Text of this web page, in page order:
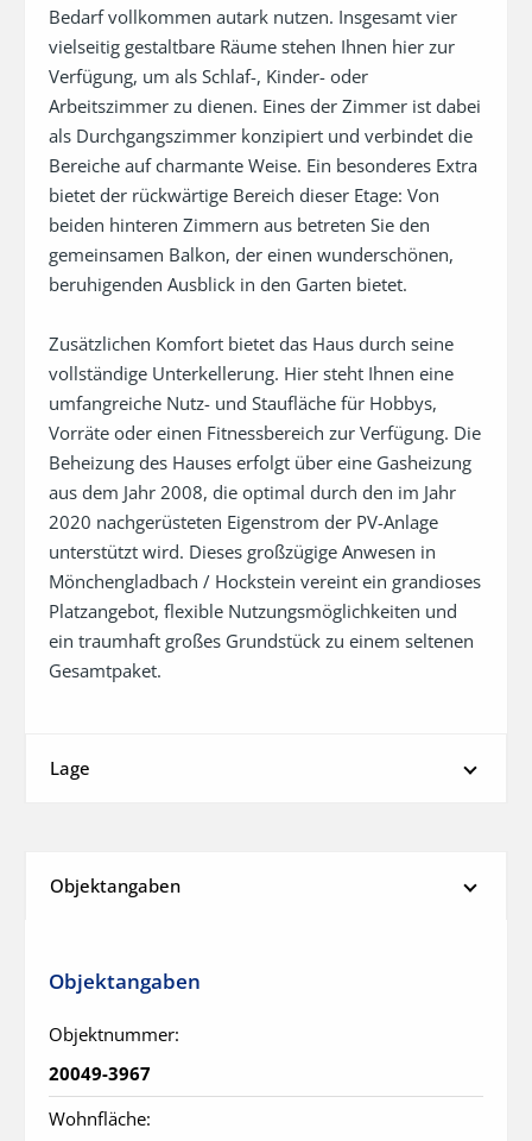
Bedarf vollkommen autark nutzen. Insgesamt vier
vielseitig gestaltbare Räume stehen Ihnen hier zur
Verfügung, um als Schlaf-, Kinder- oder
Arbeitszimmer zu dienen. Eines der Zimmer ist dabei
als Durchgangszimmer konzipiert und verbindet die
Bereiche auf charmante Weise. Ein besonderes Extra
bietet der rückwärtige Bereich dieser Etage: Von
beiden hinteren Zimmern aus betreten Sie den
gemeinsamen Balkon, der einen wunderschönen,
beruhigenden Ausblick in den Garten bietet.
Zusätzlichen Komfort bietet das Haus durch seine
vollständige Unterkellerung. Hier steht Ihnen eine
umfangreiche Nutz- und Staufläche für Hobbys,
Vorräte oder einen Fitnessbereich zur Verfügung. Die
Beheizung des Hauses erfolgt über eine Gasheizung
aus dem Jahr 2008, die optimal durch den im Jahr
2020 nachgerüsteten Eigenstrom der PV-Anlage
unterstützt wird. Dieses großzügige Anwesen in
Mönchengladbach / Hockstein vereint ein grandioses
Platzangebot, flexible Nutzungsmöglichkeiten und
ein traumhaft großes Grundstück zu einem seltenen
Gesamtpaket.
Lage
Objektangaben
Objektangaben
Objektnummer:
20049-3967
Wohnfläche: